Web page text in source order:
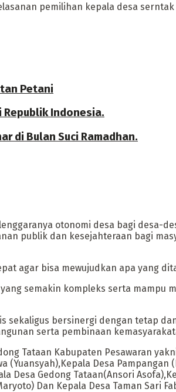
pemilihan kepala desa
Petani
Indonesia.
di Bulan Suci Ramadhan.
otonomi desa bagi desa-
publik dan kesejahteraan bagi
agar bisa mewujudkan apa yang
semakin kompleks serta mampu
sekaligus bersinergi dengan tetap
serta pembinaan
Tataan Kabupaten Pesawaran
(Yuansyah),Kepala Desa Pampangan
Desa Gedong Tataan(Ansori
Dan Kepala Desa Taman Sari